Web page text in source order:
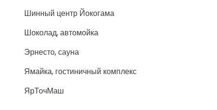
Шинный центр Йокогама
Шоколад, автомойка
Эрнесто, сауна
Ямайка, гостиничный комплекс
ЯрТочМаш